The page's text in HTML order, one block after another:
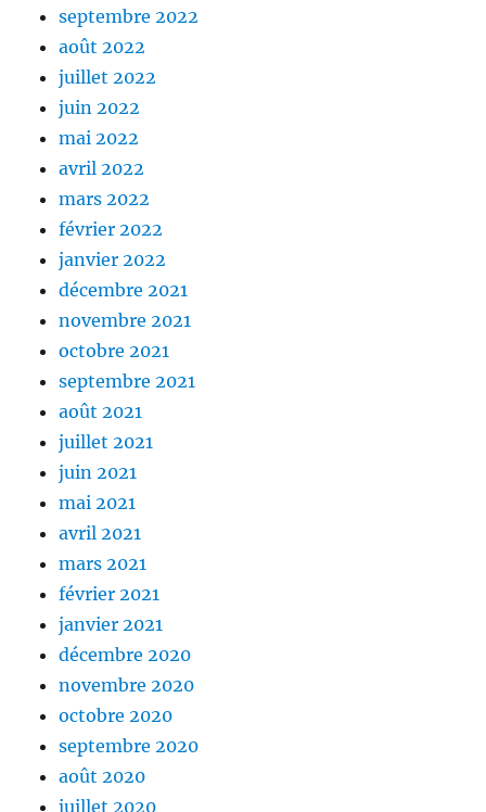
septembre 2022
août 2022
juillet 2022
juin 2022
mai 2022
avril 2022
mars 2022
février 2022
janvier 2022
décembre 2021
novembre 2021
octobre 2021
septembre 2021
août 2021
juillet 2021
juin 2021
mai 2021
avril 2021
mars 2021
février 2021
janvier 2021
décembre 2020
novembre 2020
octobre 2020
septembre 2020
août 2020
juillet 2020